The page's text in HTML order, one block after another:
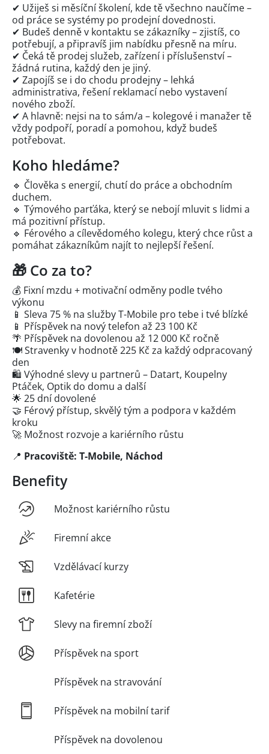
✔ Užiješ si měsíční školení, kde tě všechno naučíme –
od práce se systémy po prodejní dovednosti.
✔ Budeš denně v kontaktu se zákazníky – zjistíš, co
potřebují, a připravíš jim nabídku přesně na míru.
✔ Čeká tě prodej služeb, zařízení i příslušenství –
žádná rutina, každý den je jiný.
✔ Zapojíš se i do chodu prodejny – lehká
administrativa, řešení reklamací nebo vystavení
nového zboží.
✔ A hlavně: nejsi na to sám/a – kolegové i manažer tě
vždy podpoří, poradí a pomohou, když budeš
potřebovat.
Koho hledáme?
🔹 Člověka s energií, chutí do práce a obchodním
duchem.
🔹 Týmového parťáka, který se nebojí mluvit s lidmi a
má pozitivní přístup.
🔹 Férového a cílevědomého kolegu, který chce růst a
pomáhat zákazníkům najít to nejlepší řešení.
🎁 Co za to?
💰 Fixní mzdu + motivační odměny podle tvého
výkonu
📱 Sleva 75 % na služby T-Mobile pro tebe i tvé blízké
📱 Příspěvek na nový telefon až 23 100 Kč
🌴 Příspěvek na dovolenou až 12 000 Kč ročně
🍽️ Stravenky v hodnotě 225 Kč za každý odpracovaný
den
🛍️ Výhodné slevy u partnerů – Datart, Koupelny
Ptáček, Optik do domu a další
🌟 25 dní dovolené
🤝 Férový přístup, skvělý tým a podpora v každém
kroku
🚀 Možnost rozvoje a kariérního růstu
📍 Pracoviště: T-Mobile, Náchod
Benefity
Možnost kariérního růstu
Firemní akce
Vzdělávací kurzy
Kafetérie
Slevy na firemní zboží
Příspěvek na sport
Příspěvek na stravování
Příspěvek na mobilní tarif
Příspěvek na dovolenou